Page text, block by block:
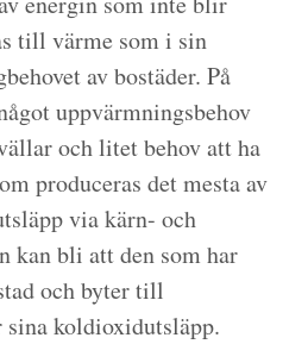
till värme som i sin
av bostäder. På
uppvärmningsbehov
och litet behov att ha
produceras det mesta av
via kärn- och
kan bli att den som har
och byter till
koldioxidutsläpp.